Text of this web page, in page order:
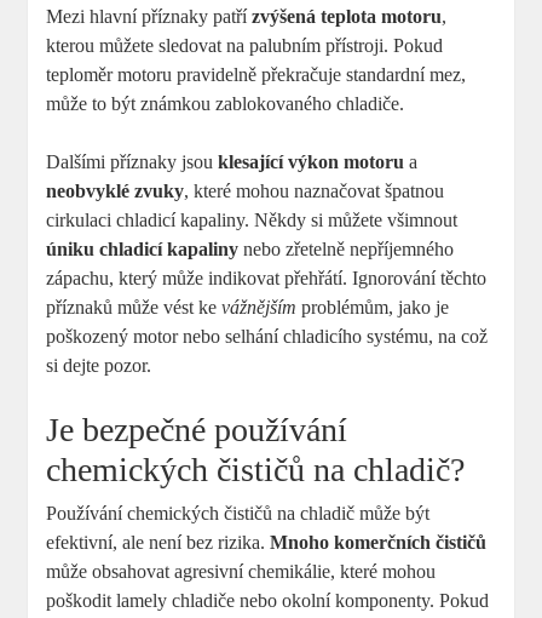
Mezi hlavní příznaky patřízvýšená teplota motoru,
kterou můžete sledovat na palubním přístroji. Pokud
teploměr motoru pravidelně překračuje standardní mez,
může to být známkou zablokovaného chladiče.
Dalšími příznaky jsouklesající výkon motoru a
neobvyklé zvuky, které mohou naznačovat špatnou
cirkulaci chladicí kapaliny. Někdy si můžete všimnout
úniku chladicí kapaliny nebo zřetelně nepříjemného
zápachu, který může indikovat přehřátí. Ignorování těchto
příznaků může vést kevážnějším problémům, jako je
poškozený motor nebo selhání chladicího systému, na což
si dejte pozor.
Je bezpečné používání
chemických čističů na chladič?
Používání chemických čističů na chladič může být
efektivní, ale není bez rizika.Mnoho komerčních čističů
může obsahovat agresivní chemikálie, které mohou
poškodit lamely chladiče nebo okolní komponenty. Pokud